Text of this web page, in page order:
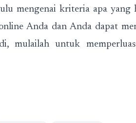
mengenai kriteria apa yang
Anda dan Anda dapat
mulailah untuk